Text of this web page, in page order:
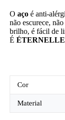
O aço é anti-
não escurece,
brilho, é fácil de
É ÉTERNELLE
Cor
Material